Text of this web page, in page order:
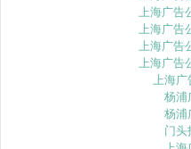
上海广告
上海广告
上海广告
上海广告
上海广
杨浦
杨浦
门头